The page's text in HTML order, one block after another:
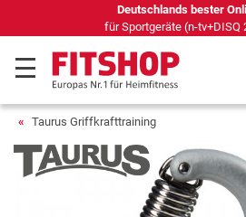
Seit 42 Jahren Ihr Experte
Taurus Griffkrafttraining